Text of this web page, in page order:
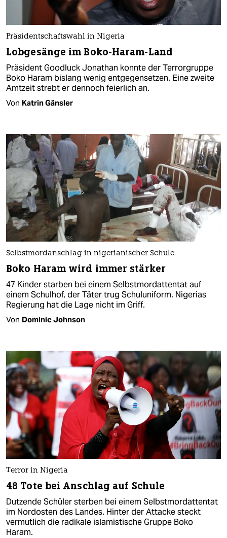
Präsidentschaftswahl in Nigeria
Lobgesänge im Boko-Haram-Land
Präsident Goodluck Jonathan konnte der Terrorgruppe
Boko Haram bislang wenig entgegensetzen. Eine zweite
Amtzeit strebt er dennoch feierlich an.
Von Katrin Gänsler
Selbstmordanschlag in nigerianischer Schule
Boko Haram wird immer stärker
47 Kinder starben bei einem Selbstmordattentat auf
einem Schulhof, der Täter trug Schuluniform. Nigerias
Regierung hat die Lage nicht im Griff.
Von Dominic Johnson
Terror in Nigeria
48 Tote bei Anschlag auf Schule
Dutzende Schüler sterben bei einem Selbstmordattentat
im Nordosten des Landes. Hinter der Attacke steckt
vermutlich die radikale islamistische Gruppe Boko
Haram.